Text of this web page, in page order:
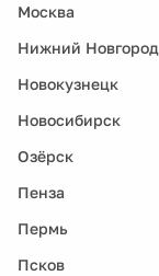
Москва
Нижний Новгород
Новокузнецк
Новосибирск
Озёрск
Пенза
Пермь
Псков